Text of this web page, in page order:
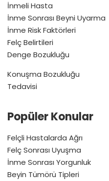
İnmeli Hasta
İnme Sonrası Beyni Uyarma
İnme Risk Faktörleri
Felç Belirtileri
Denge Bozukluğu
Konuşma Bozukluğu
Tedavisi
Popüler Konular
Felçli Hastalarda Ağrı
Felç Sonrası Uyuşma
İnme Sonrası Yorgunluk
Beyin Tümörü Tipleri